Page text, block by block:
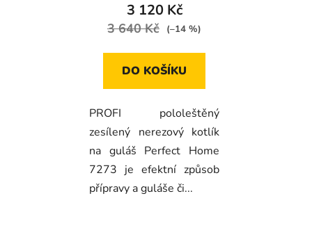
3 120 Kč
3 640 Kč (–14 %)
DO KOŠÍKU
PROFI pololeštěný
zesílený nerezový kotlík
na guláš Perfect Home
7273 je efektní způsob
přípravy a guláše či...